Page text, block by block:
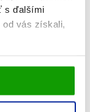
s ďalšími
vás získali,
dobu jedného
cookies
o cookies.